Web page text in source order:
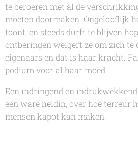
te beroeren met al de
moeten doormaken. Ongelooflijk
toont, en steeds durft te blijven
ontberingen weigert ze om zich te
eigenaars en dat is haar kracht.
podium voor al haar moed.
Een indringend en
een ware heldin, over hoe terreur
mensen kapot kan maken.